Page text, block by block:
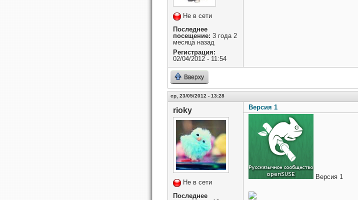
Не в сети
Последнее
посещение: 3 года 2
месяца назад
Регистрация:
02/04/2012 - 11:54
Вверху
ср, 23/05/2012 - 13:28
rioky
Не в сети
Последнее
Версия 1
Версия 1